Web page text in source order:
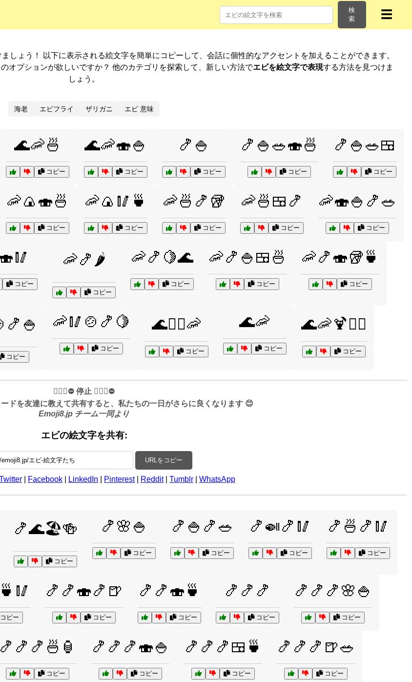
検
索
☰
しょう！ 以下に表示される絵文字を簡単にコピーして、会話に個性的なアクセントを加えることができます。
オプションが欲しいですか？ 他のカテゴリを探索して、新しい方法でエビを絵文字で表現する方法を見つけま
しょう。
海老 エビフライ ザリガニ エビ 意味
🌊🦐🍜
コピー
🌊🦐🍣🍚
コピー
🍤🍚
コピー
🍤🍚🥗🍣🍜
コピー
🍤🍚🥗🍱
コピー
🦐🍙🍣🍜
コピー
🦐🍙🥢🍵
コピー
🦐🍜🍤🥡
コピー
🦐🍜🍱🍤
コピー
🦐🍣🍚🍤🥗
コピー
コピー
🦐🍤🌶️
コピー
🦐🍤🍋🌊
コピー
🦐🍤🍚🍱🍜
コピー
🦐🍤🍣🥡🍵
コピー
コピー
🦐🥢🍲🍤🍋
コピー
🌊🏄‍♂️🦐
コピー
🌊🦐
コピー
🌊🦐🍹🏄‍♂️
コピー
✋🏻🛑⛔️ 停止 ✋🏻🛑⛔️
ドを友達に教えて共有すると、私たちの一日がさらに良くなります 😊
Emoji8.jp チーム一同より
エビの絵文字を共有:
URLをコピー
Facebook LinkedIn Pinterest| Reddit| Tumblr WhatsApp
🍤🌊🏖️🍻
コピー
🍤🌸🍚
コピー
🍤🍚🍤🥗
コピー
🍤🍛🍤🥢
コピー
🍤🍜🍤🥢
コピー
ピー
🍤🍤🍣🍤🍺
コピー
🍤🍤🍣🍵
コピー
🍤🍤🍤
コピー
🍤🍤🍤🌸🍚
コピー
🍤🍤🍤🍜🏮
コピー
🍤🍤🍤🍣🍚
コピー
🍤🍤🍤🍱🍵
コピー
🍤🍤🍤🍺🥗
コピー